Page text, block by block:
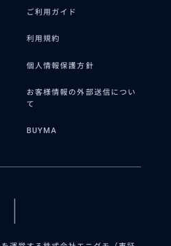
ご利用ガイド
利用規約
個人情報保護方針
お客様情報の外部送信につい
て
BUYMA